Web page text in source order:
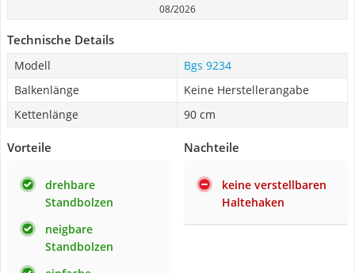
08/2026
Technische Details
Modell
Bgs 9234
Balkenlänge
Keine Herstellerangabe
Kettenlänge
90 cm
Vorteile
drehbare
Standbolzen
neigbare
Standbolzen
Nachteile
keine verstellbaren
Haltehaken